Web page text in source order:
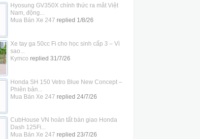
Hyosung GV350X chính thức ra mắt Việt
Nam, động...
Mua Bán Xe 247 replied 1/8/26
Xe tay ga 50cc Fi cho học sinh cấp 3 – Vì
sao...
Kymco replied 31/7/26
Honda SH 150 Vetro Blue New Concept –
Phiên bản...
Mua Bán Xe 247 replied 24/7/26
CubHouse VN hoàn tất bàn giao Honda
Dash 125Fi...
Mua Bán Xe 247 replied 23/7/26